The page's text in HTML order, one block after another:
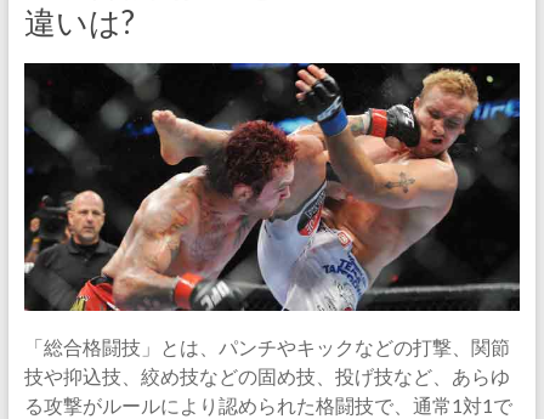
違いは?
「総合格闘技」とは、パンチやキックなどの打撃、関節
技や抑込技、絞め技などの固め技、投げ技など、あらゆ
る攻撃がルールにより認められた格闘技で、通常1対1で